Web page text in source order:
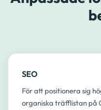
SEO
För att positionera sig
organiska träfflistan på